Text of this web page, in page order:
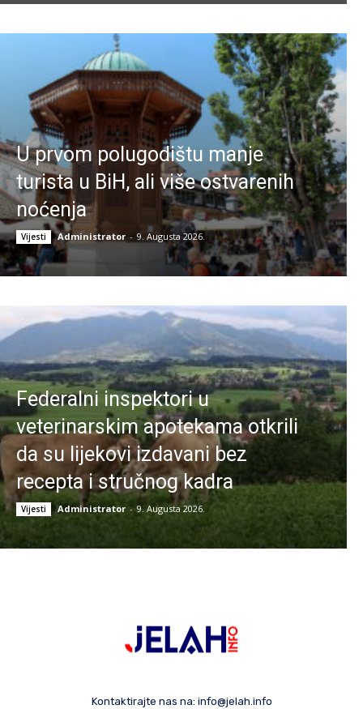
U prvom polugodištu manje
turista u BiH, ali više ostvarenih
noćenja
Vijesti Administrator - 9. Augusta 2026.
Federalni inspektori u
veterinarskim apotekama otkrili
da su lijekovi izdavani bez
recepta i stručnog kadra
Vijesti Administrator - 9. Augusta 2026.
Kontaktirajte nas na: info@jelah.info